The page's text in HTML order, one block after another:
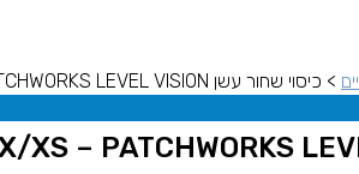
> כיסוי שחור עשן IPHONE X/XS – PATCHWORKS LEVEL VISION